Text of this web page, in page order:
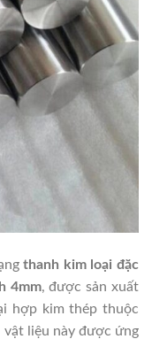
thanh kim loại đặc
4mm, được sản xuất
hợp kim thép thuộc
vật liệu này được ứng